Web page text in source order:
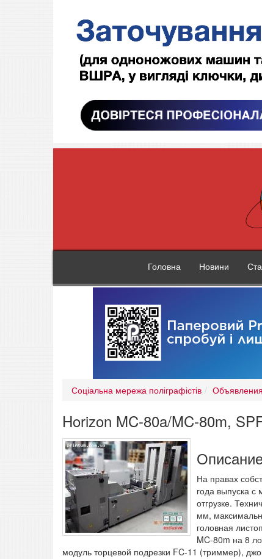
Головна Новини
Соціальна мережа поліграфістів Объявления
Horizon MC-80a/MC-80m,
На правах
года выпуска
отгрузке.
мм,
головная
MC-80m на 8
модуль торцевой подрезки FC-11 (триммер),